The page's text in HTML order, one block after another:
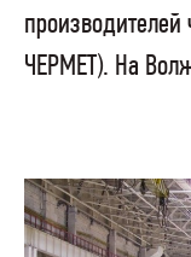
ЧЕРМЕТ). На